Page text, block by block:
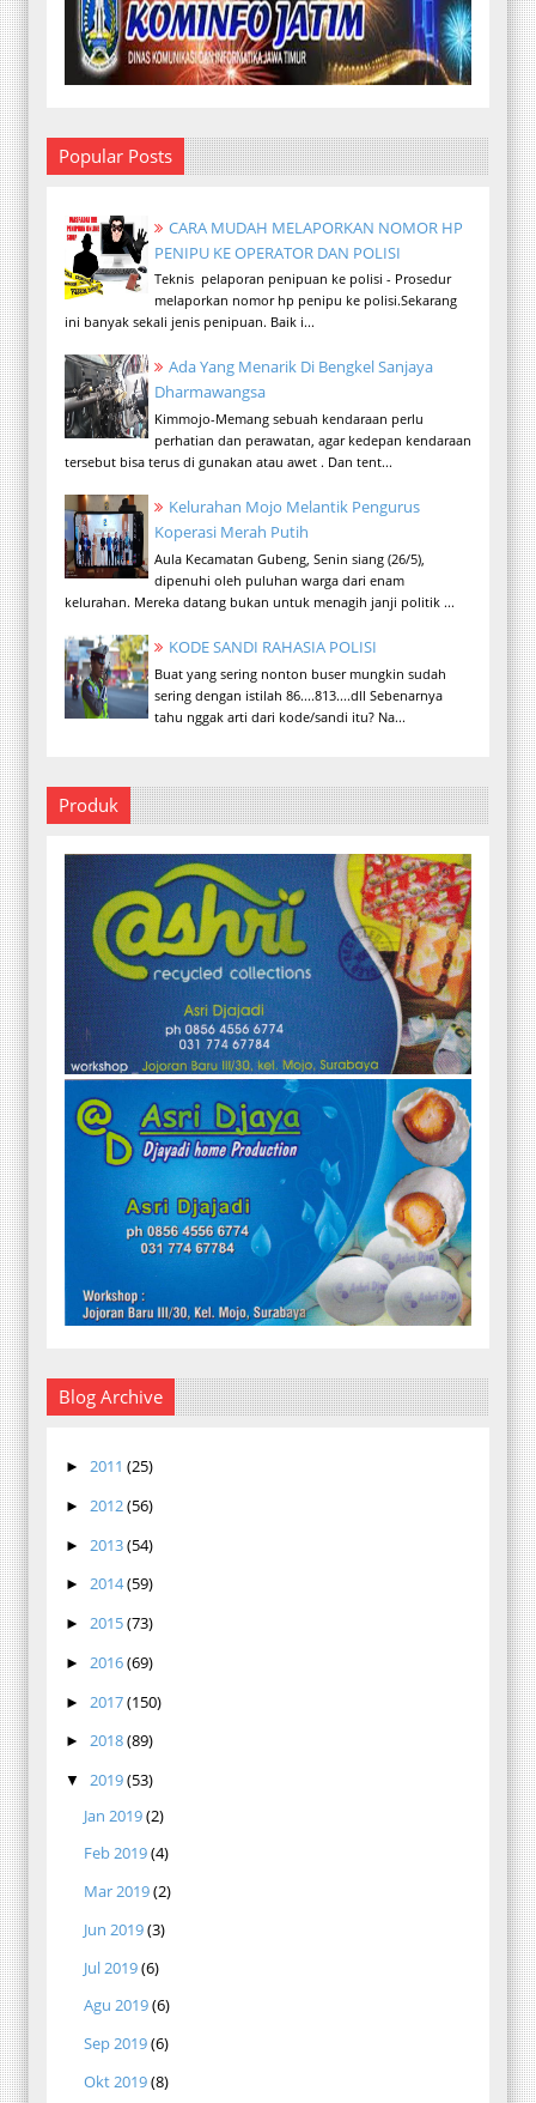
Popular Posts
CARA MUDAH MELAPORKAN NOMOR HP
PENIPU KE OPERATOR DAN POLISI
Teknis pelaporan penipuan ke polisi - Prosedur
melaporkan nomor hp penipu ke polisi.Sekarang
ini banyak sekali jenis penipuan. Baik i...
Ada Yang Menarik Di Bengkel Sanjaya
Dharmawangsa
Kimmojo-Memang sebuah kendaraan perlu
perhatian dan perawatan, agar kedepan kendaraan
tersebut bisa terus di gunakan atau awet . Dan tent...
Kelurahan Mojo Melantik Pengurus
Koperasi Merah Putih
Aula Kecamatan Gubeng, Senin siang (26/5),
dipenuhi oleh puluhan warga dari enam
kelurahan. Mereka datang bukan untuk menagih janji politik ...
KODE SANDI RAHASIA POLISI
Buat yang sering nonton buser mungkin sudah
sering dengan istilah 86....813....dll Sebenarnya
tahu nggak arti dari kode/sandi itu? Na...
Produk
Blog Archive
► 2011 (25)
► 2012(56)
► 2013(54)
► 2014(59)
► 2015(73)
► 2016(69)
► 2017(150)
► 2018(89)
▼ 2019(53)
Jan 2019(2)
Feb 2019(4)
Mar 2019(2)
Jun 2019(3)
Jul 2019(6)
Agu 2019(6)
Sep 2019(6)
Okt 2019(8)